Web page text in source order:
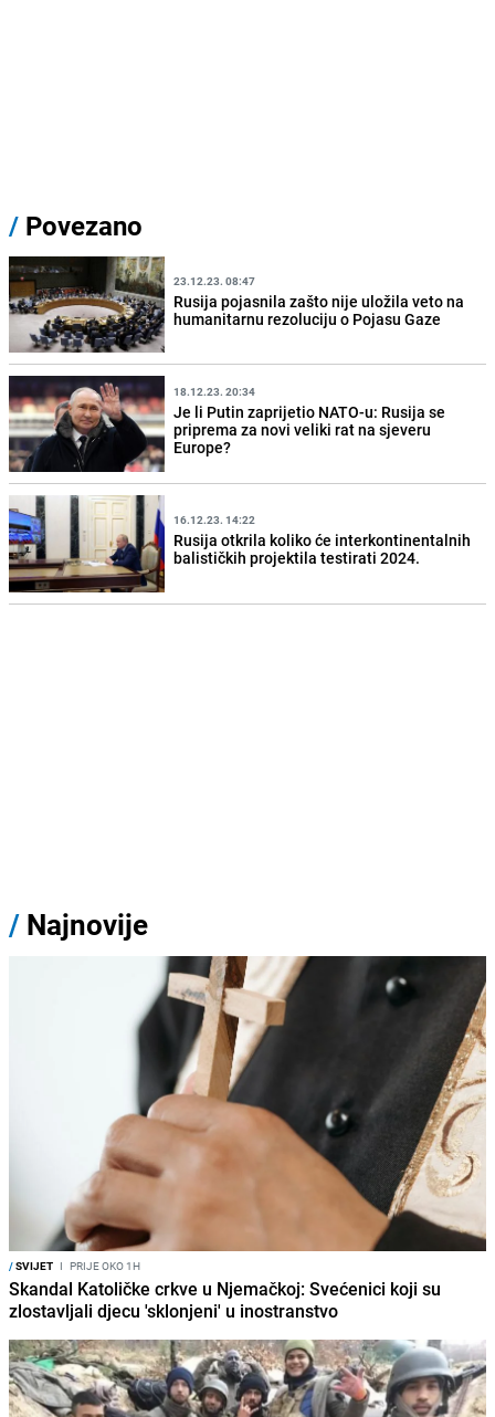
/ Povezano
23.12.23. 08:47
Rusija pojasnila zašto nije uložila veto na
humanitarnu rezoluciju o Pojasu Gaze
18.12.23. 20:34
Je li Putin zaprijetio NATO-u: Rusija se
priprema za novi veliki rat na sjeveru
Europe?
16.12.23. 14:22
Rusija otkrila koliko će interkontinentalnih
balističkih projektila testirati 2024.
/ Najnovije
/SVIJET I PRIJE OKO 1H
Skandal Katoličke crkve u Njemačkoj: Svećenici koji su
zlostavljali djecu 'sklonjeni' u inostranstvo